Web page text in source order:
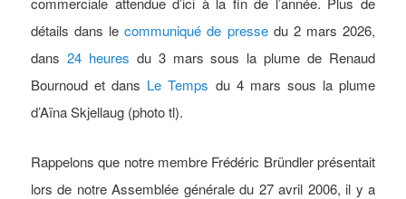
détails dans lecommuniqué de pressedu 2 mars 2026,
dans 24 heures du 3 mars sous la plume de Renaud
Bournoud et dans Le Temps du 4 mars sous la plume
d’Aïna Skjellaug (photo tl).
Rappelons que notre membre Frédéric Bründler présentait
lors de notre Assemblée générale du 27 avril 2006, il y a